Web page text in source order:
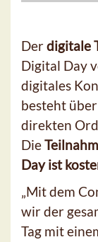
Derdigitale
Digital Day
digitales
besteht
direkten
Die
Day ist
„Mit dem
wir der
Tag mit